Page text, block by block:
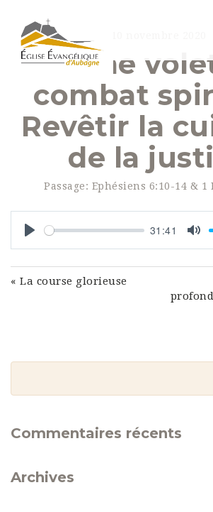
5ème
combat
Revêtir la
de la
Passage: Ephésiens 6:10-14 & 1
Play
31:41
« La course glorieuse
Commentaires récents
Archives